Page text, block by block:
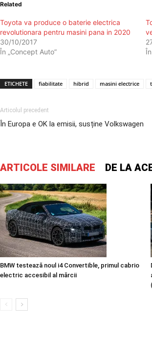
Related
Toyota va produce o baterie electrica
revolutionara pentru masini pana in 2020
30/10/2017
În „Concept Auto”
ETICHETE fiabilitate hibrid masini electrice
Articolul precedent
În Europa e OK la emisii, susține Volkswagen
ARTICOLE SIMILARE DE LA
BMW testează noul i4 Convertible, primul cabrio
electric accesibil al mărcii